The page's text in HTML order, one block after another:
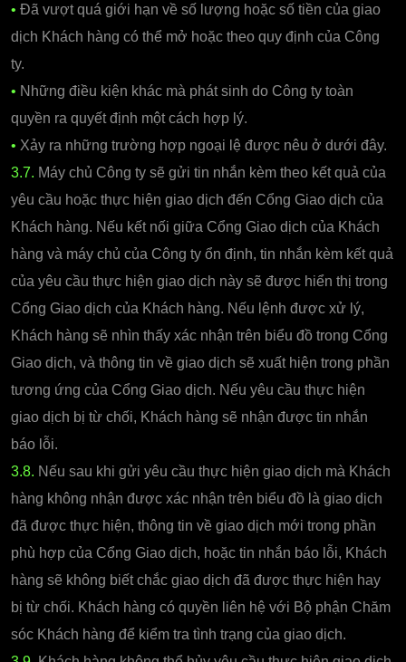
• Đã vượt quá giới hạn về số lượng hoặc số tiền của giao
dịch Khách hàng có thể mở hoặc theo quy định của Công
ty.
• Những điều kiện khác mà phát sinh do Công ty toàn
quyền ra quyết định một cách hợp lý.
• Xảy ra những trường hợp ngoại lệ được nêu ở dưới đây.
3.7. Máy chủ Công ty sẽ gửi tin nhắn kèm theo kết quả của
yêu cầu hoặc thực hiện giao dịch đến Cổng Giao dịch của
Khách hàng. Nếu kết nối giữa Cổng Giao dịch của Khách
hàng và máy chủ của Công ty ổn định, tin nhắn kèm kết quả
của yêu cầu thực hiện giao dịch này sẽ được hiển thị trong
Cổng Giao dịch của Khách hàng. Nếu lệnh được xử lý,
Khách hàng sẽ nhìn thấy xác nhận trên biểu đồ trong Cổng
Giao dịch, và thông tin về giao dịch sẽ xuất hiện trong phần
tương ứng của Cổng Giao dịch. Nếu yêu cầu thực hiện
giao dịch bị từ chối, Khách hàng sẽ nhận được tin nhắn
báo lỗi.
3.8. Nếu sau khi gửi yêu cầu thực hiện giao dịch mà Khách
hàng không nhận được xác nhận trên biểu đồ là giao dịch
đã được thực hiện, thông tin về giao dịch mới trong phần
phù hợp của Cổng Giao dịch, hoặc tin nhắn báo lỗi, Khách
hàng sẽ không biết chắc giao dịch đã được thực hiện hay
bị từ chối. Khách hàng có quyền liên hệ với Bộ phận Chăm
sóc Khách hàng để kiểm tra tình trạng của giao dịch.